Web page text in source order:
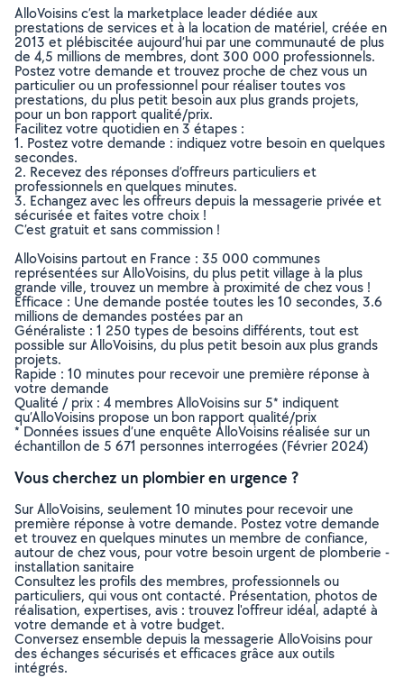
AlloVoisins c’est la marketplace leader dédiée aux
prestations de services et à la location de matériel, créée en
2013 et plébiscitée aujourd’hui par une communauté de plus
de 4,5 millions de membres, dont 300 000 professionnels.
Postez votre demande et trouvez proche de chez vous un
particulier ou un professionnel pour réaliser toutes vos
prestations, du plus petit besoin aux plus grands projets,
pour un bon rapport qualité/prix.
Facilitez votre quotidien en 3 étapes :
1. Postez votre demande : indiquez votre besoin en quelques
secondes.
2. Recevez des réponses d’offreurs particuliers et
professionnels en quelques minutes.
3. Echangez avec les offreurs depuis la messagerie privée et
sécurisée et faites votre choix !
C’est gratuit et sans commission !
AlloVoisins partout en France : 35 000 communes
représentées sur AlloVoisins, du plus petit village à la plus
grande ville, trouvez un membre à proximité de chez vous !
Efficace : Une demande postée toutes les 10 secondes, 3.6
millions de demandes postées par an
Généraliste : 1 250 types de besoins différents, tout est
possible sur AlloVoisins, du plus petit besoin aux plus grands
projets.
Rapide : 10 minutes pour recevoir une première réponse à
votre demande
Qualité / prix : 4 membres AlloVoisins sur 5* indiquent
qu’AlloVoisins propose un bon rapport qualité/prix
* Données issues d’une enquête AlloVoisins réalisée sur un
échantillon de 5 671 personnes interrogées (Février 2024)
Vous cherchez un plombier en urgence ?
Sur AlloVoisins, seulement 10 minutes pour recevoir une
première réponse à votre demande. Postez votre demande
et trouvez en quelques minutes un membre de confiance,
autour de chez vous, pour votre besoin urgent de plomberie -
installation sanitaire
Consultez les profils des membres, professionnels ou
particuliers, qui vous ont contacté. Présentation, photos de
réalisation, expertises, avis : trouvez l'offreur idéal, adapté à
votre demande et à votre budget.
Conversez ensemble depuis la messagerie AlloVoisins pour
des échanges sécurisés et efficaces grâce aux outils
intégrés.